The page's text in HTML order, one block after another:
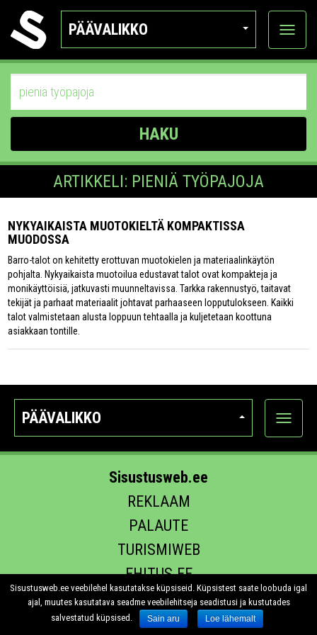
PÄÄVALIKKO
Näytä
HAKU
ARTIKKELI: PIENIÄ TYÖPAJOJA
NYKYAIKAISTA MUOTOKIELTÄ KOMPAKTISSA
MUODOSSA
Barro-talot on kehitetty erottuvan muotokielen ja materiaalinkäytön
pohjalta. Nykyaikaista muotoilua edustavat talot ovat kompakteja ja
monikäyttöisiä, jatkuvasti muunneltavissa. Tarkka rakennustyö, taitavat
tekijät ja parhaat materiaalit johtavat parhaaseen lopputulokseen. Kaikki
talot valmistetaan alusta loppuun tehtaalla ja kuljetetaan koottuna
asiakkaan tontille.
PÄÄVALIKKO
Näytä
Sisustusweb.ee
REKLAAM
PALAUTE
TURISMIWEB
EHITUS.EE
Sisustusweb.ee veebilehel kasutatakse küpsiseid. Küpsistest saate loobuda igal
ajal, muutes kasutatava seadme veebilehitseja seadistusi ja kustutades
salvestatud küpsised.
Sain aru Loe lähemalt